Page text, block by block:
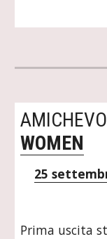
WOMEN
25
Prima uscita